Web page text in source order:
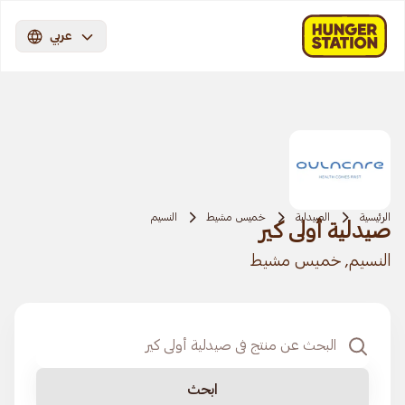
عربي
الرئيسية الصيدلية خميس مشيط النسيم
صيدلية أولى كير
النسيم, خميس مشيط
ابحث